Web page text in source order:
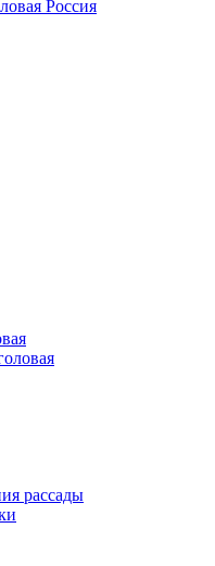
Россия
рассады